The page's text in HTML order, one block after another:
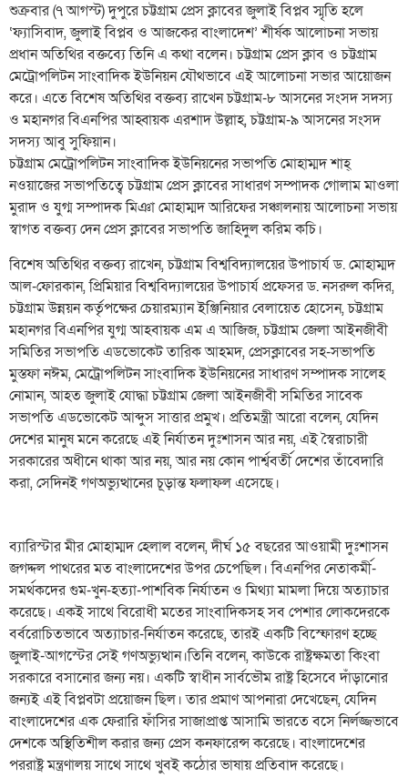
শুক্রবার (৭ আগস্ট) দুপুরে চট্টগ্রাম প্রেস ক্লাবের জুলাই বিপ্লব স্মৃতি হলে
‘ফ্যাসিবাদ, জুলাই বিপ্লব ও আজকের বাংলাদেশ’ শীর্ষক আলোচনা সভায়
প্রধান অতিথির বক্তব্যে তিনি এ কথা বলেন। চট্টগ্রাম প্রেস ক্লাব ও চট্টগ্রাম
মেট্রোপলিটন সাংবাদিক ইউনিয়ন যৌথভাবে এই আলোচনা সভার আয়োজন
করে। এতে বিশেষ অতিথির বক্তব্য রাখেন চট্টগ্রাম-৮ আসনের সংসদ সদস্য
ও মহানগর বিএনপির আহ্বায়ক এরশাদ উল্লাহ, চট্টগ্রাম-৯ আসনের সংসদ
সদস্য আবু সুফিয়ান।
চট্টগ্রাম মেট্রোপলিটন সাংবাদিক ইউনিয়নের সভাপতি মোহাম্মদ শাহ্
নওয়াজের সভাপতিত্বে চট্টগ্রাম প্রেস ক্লাবের সাধারণ সম্পাদক গোলাম মাওলা
মুরাদ ও যুগ্ম সম্পাদক মিঞা মোহাম্মদ আরিফের সঞ্চালনায় আলোচনা সভায়
স্বাগত বক্তব্য দেন প্রেস ক্লাবের সভাপতি জাহিদুল করিম কচি।
বিশেষ অতিথির বক্তব্য রাখেন, চট্টগ্রাম বিশ্ববিদ্যালয়ের উপাচার্য ড. মোহাম্মদ
আল-ফোরকান, প্রিমিয়ার বিশ্ববিদ্যালয়ের উপাচার্য প্রফেসর ড. নসরুল কদির,
চট্টগ্রাম উন্নয়ন কর্তৃপক্ষের চেয়ারম্যান ইঞ্জিনিয়ার বেলায়েত হোসেন, চট্টগ্রাম
মহানগর বিএনপির যুগ্ম আহবায়ক এম এ আজিজ, চট্টগ্রাম জেলা আইনজীবী
সমিতির সভাপতি এডভোকেট তারিক আহমদ, প্রেসক্লাবের সহ-সভাপতি
মুস্তফা নঈম, মেট্রোপলিটন সাংবাদিক ইউনিয়নের সাধারণ সম্পাদক সালেহ
নোমান, আহত জুলাই যোদ্ধা চট্টগ্রাম জেলা আইনজীবী সমিতির সাবেক
সভাপতি এডভোকেট আব্দুস সাত্তার প্রমুখ। প্রতিমন্ত্রী আরো বলেন, যেদিন
দেশের মানুষ মনে করেছে এই নির্যাতন দুঃশাসন আর নয়, এই স্বৈরাচারী
সরকারের অধীনে থাকা আর নয়, আর নয় কোন পার্শ্ববর্তী দেশের তাঁবেদারি
করা, সেদিনই গণঅভ্যুত্থানের চূড়ান্ত ফলাফল এসেছে।
ব্যারিস্টার মীর মোহাম্মদ হেলাল বলেন, দীর্ঘ ১৫ বছরের আওয়ামী দুঃশাসন
জগদ্দল পাথরের মত বাংলাদেশের উপর চেপেছিল। বিএনপির নেতাকর্মী-
সমর্থকদের গুম-খুন-হত্যা-পাশবিক নির্যাতন ও মিথ্যা মামলা দিয়ে অত্যাচার
করেছে। একই সাথে বিরোধী মতের সাংবাদিকসহ সব পেশার লোকদেরকে
বর্বরোচিতভাবে অত্যাচার-নির্যাতন করেছে, তারই একটি বিস্ফোরণ হচ্ছে
জুলাই-আগস্টের সেই গণঅভ্যুত্থান।তিনি বলেন, কাউকে রাষ্ট্রক্ষমতা কিংবা
সরকারে বসানোর জন্য নয়। একটি স্বাধীন সার্বভৌম রাষ্ট্র হিসেবে দাঁড়ানোর
জন্যই এই বিপ্লবটা প্রয়োজন ছিল। তার প্রমাণ আপনারা দেখেছেন, যেদিন
বাংলাদেশের এক ফেরারি ফাঁসির সাজাপ্রাপ্ত আসামি ভারতে বসে নির্লজ্জভাবে
দেশকে অস্থিতিশীল করার জন্য প্রেস কনফারেন্স করেছে। বাংলাদেশের
পররাষ্ট্র মন্ত্রণালয় সাথে সাথে খুবই কঠোর ভাষায় প্রতিবাদ করেছে।